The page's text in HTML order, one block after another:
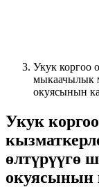
Укук коргоо
мыкаачылык
окуясынын
Укук
өлтүрүүгө
окуясынын